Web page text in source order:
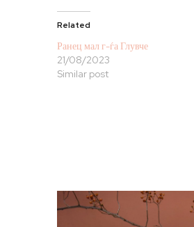
Related
Ранец мал г-ѓа Глувче
21/08/2023
Similar post